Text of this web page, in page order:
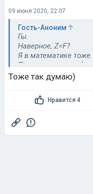
09 июня 2020, 22:07
Гость-Аноним
Гы.
Наверное, Z=F?
Я в математике тоже
Просто интересно.)
Пардон за
Тоже так думаю)
Нравится 4